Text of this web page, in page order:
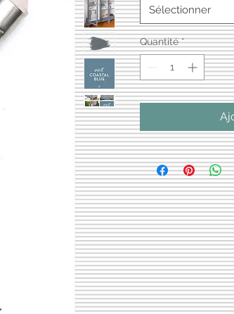
Sélectionner
Quantité *